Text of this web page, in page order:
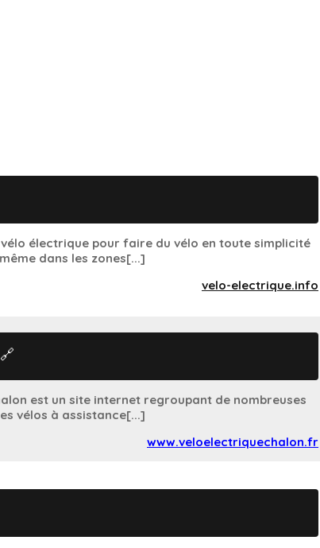
vélo électrique pour faire du vélo en toute simplicité
dans les zones[...]
velo-electrique.info
🔗
est un site internet regroupant de nombreuses
vélos à assistance[...]
www.veloelectriquechalon.fr